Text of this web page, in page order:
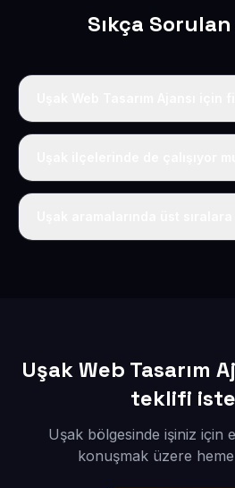
Sıkça
Uşak dahil Türkiye’nin her
Elbette; Uşak iline bağlı bütün
Uşak Web Tasarım
teklifi
Uşak bölgesinde işiniz için
konuşmak üzere